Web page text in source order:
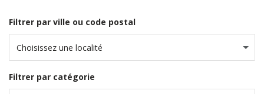
Filtrer par ville ou code postal
Choisissez une localité
Filtrer par catégorie